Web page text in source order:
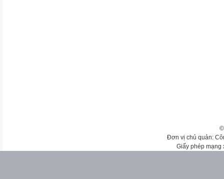
Đơn vị chủ quản:
Giấy phép mạng